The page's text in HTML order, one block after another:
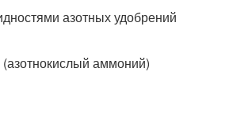
азотных удобрений
аммоний)